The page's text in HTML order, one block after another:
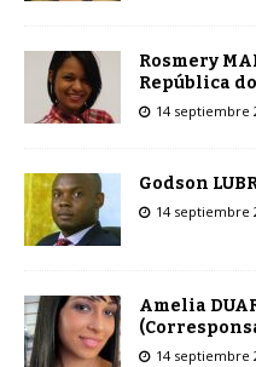
Rosmery
República
14 septiembre
Godson
14 septiembre
Amelia
14 septiembre